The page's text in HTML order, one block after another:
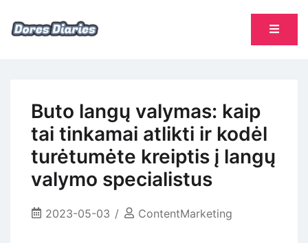
Buto langų valymas: kaip
tai tinkamai atlikti ir kodėl
turėtumėte kreiptis į langų
valymo specialistus
2023-05-03 ContentMarketing